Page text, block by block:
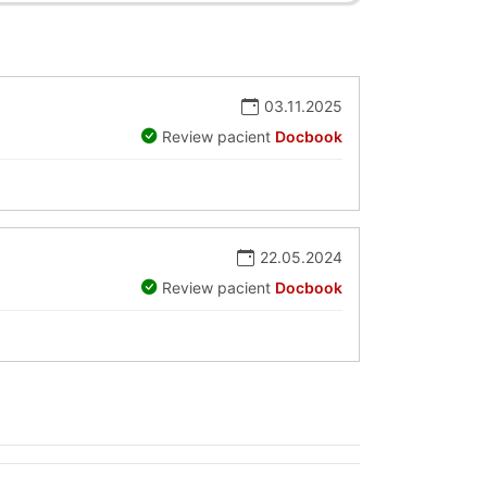
03.11.2025
Review pacient Docbook
22.05.2024
Review pacient Docbook